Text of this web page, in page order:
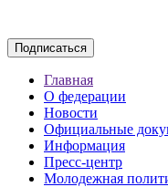
Главная
О федерации
Новости
Официальные
Информация
Пресс-центр
Молодежная